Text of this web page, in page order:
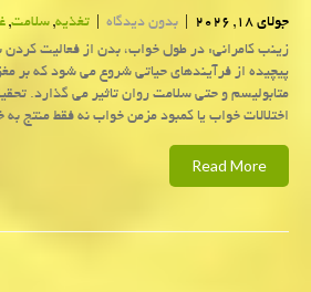
جولای 18, 2026 | بدون دیدگاه | تغذیه,سلامت,
زینب کامرانی: در طول خواب، بدن از فعالیت کردن
پیچیده از فرآیندهای حیاتی شروع می شود که بر
متابولیسم و حتی سلامت روان تاثیر می گذارد.
اختلالات خواب یا کمبود مزمن خواب نه فقط منتج
Read More